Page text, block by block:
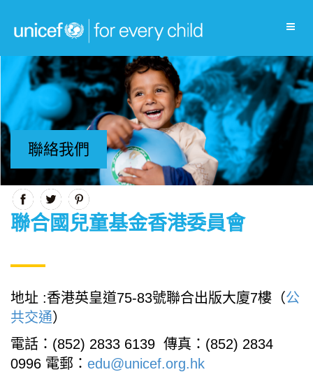
聯絡我們
聯合國兒童基金香港委員會
地址 :香港英皇道75-83號聯合出版大廈7樓（公
共交通）
電話： (852) 2833 6139 傳真：(852) 2834
0996 電郵： edu@unicef.org.hk